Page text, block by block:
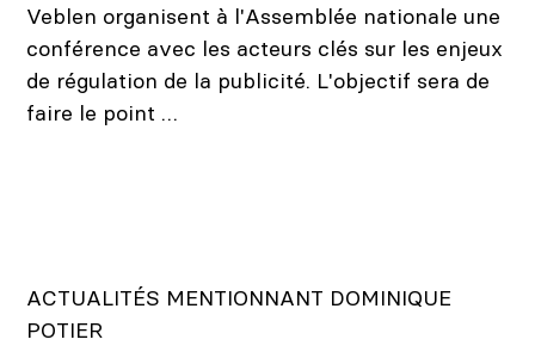
Veblen organisent à l'Assemblée nationale une
conférence avec les acteurs clés sur les enjeux
de régulation de la publicité. L'objectif sera de
faire le point …
ACTUALITÉS MENTIONNANT DOMINIQUE
POTIER